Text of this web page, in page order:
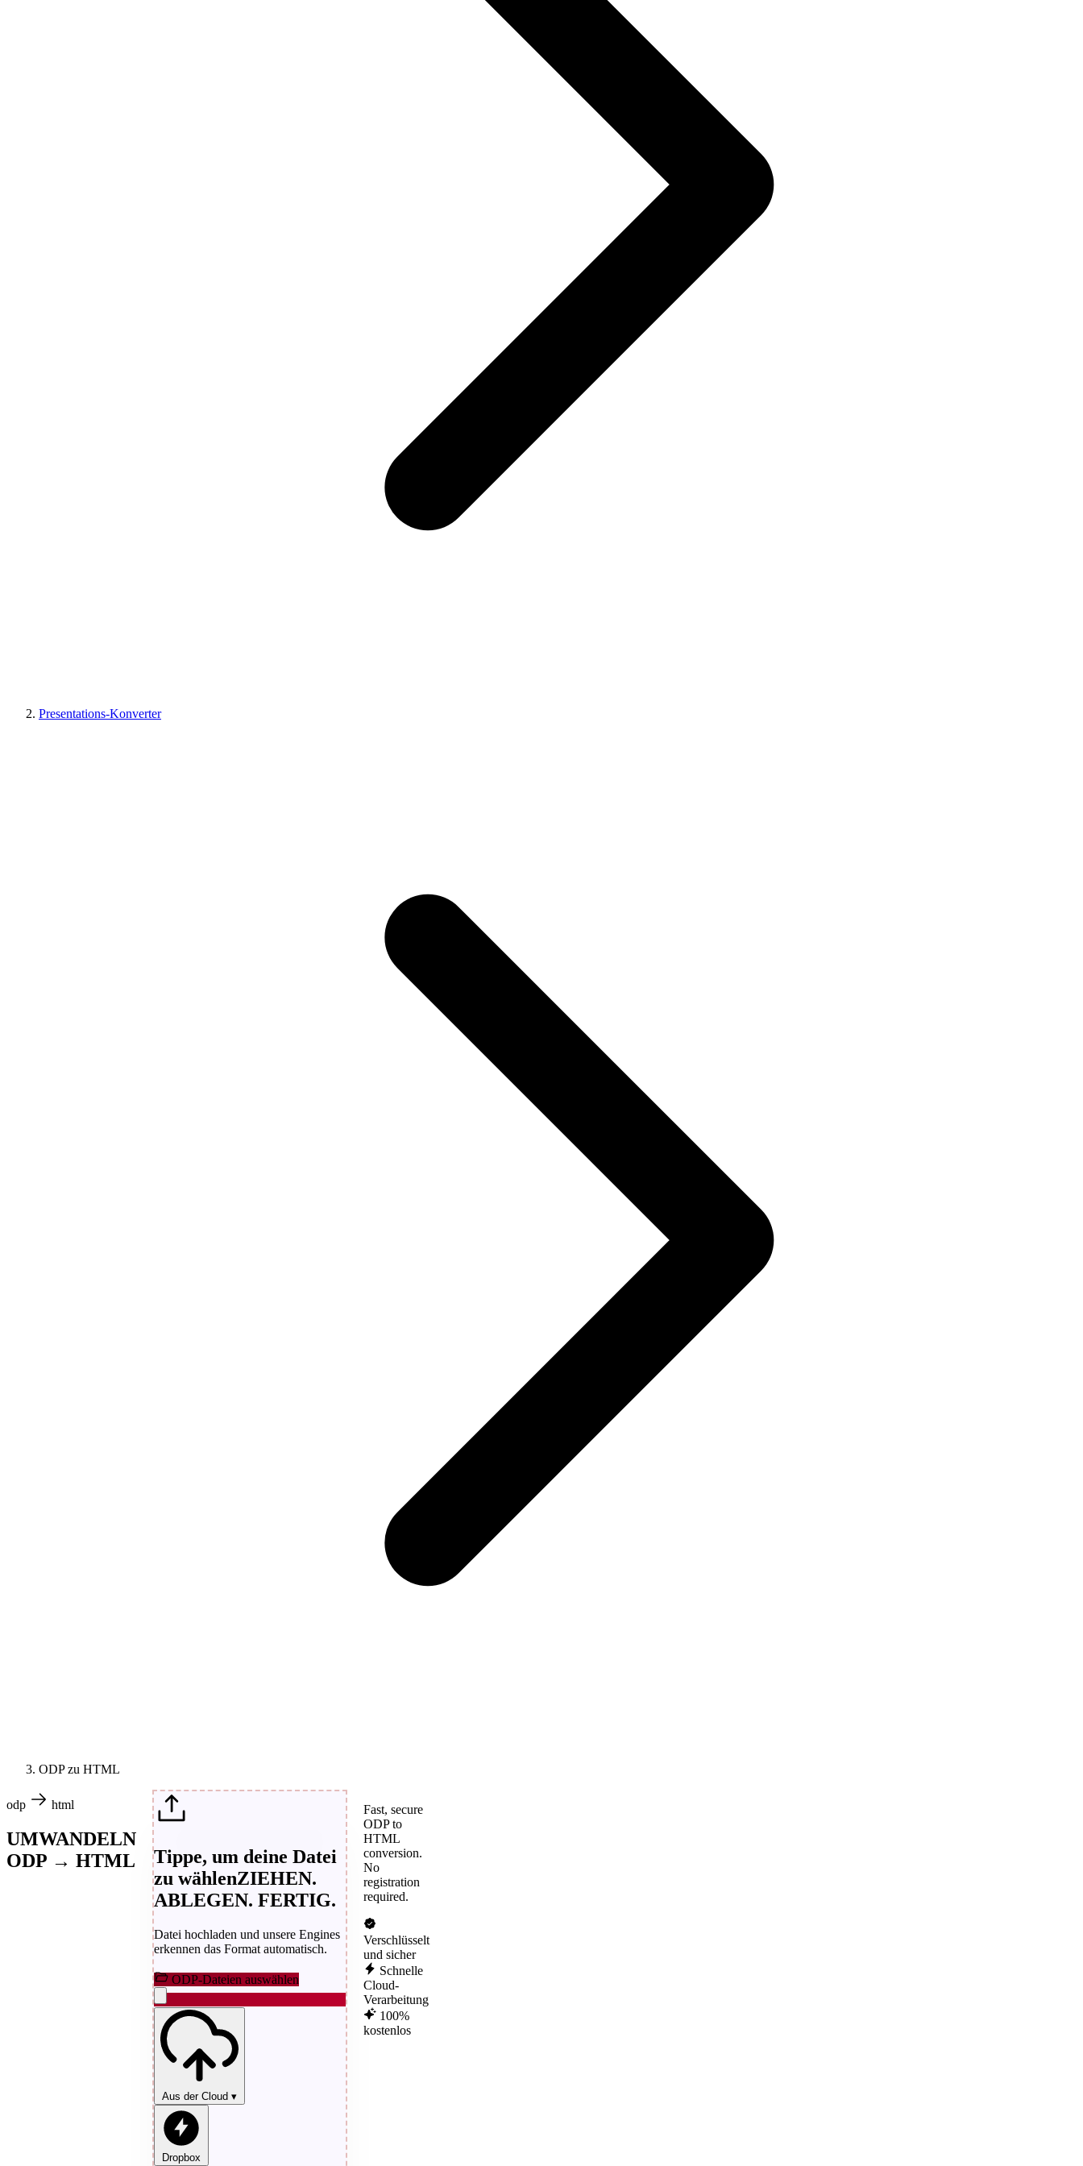
Presentations-Konverter
ODP zu HTML
odp html
UMWANDELN
ODP → HTML
Tippe, um deine Datei
zu wählenZIEHEN.
ABLEGEN. FERTIG.
Datei hochladen und unsere Engines
erkennen das Format automatisch.
ODP-Dateien auswählen
Aus der Cloud ▾
Dropbox
Fast, secure
ODP to
HTML
conversion.
No
registration
required.
Verschlüsselt
und sicher
Schnelle
Cloud-
Verarbeitung
100%
kostenlos